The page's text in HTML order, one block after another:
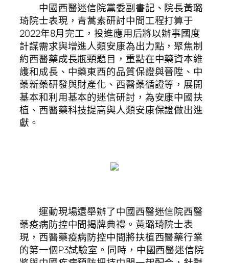
中國西醫迷信院黨委副書記、院長黃璐
琦院士表現，青蒿素研討中間工程打算于
2022年8月完工，投進應用后將以辦事國度
計謀需求與增進人類安康為出力點，聚焦制
約西醫藥成長瓶頸題目，重點在中藥資本維
護和成長、中藥東西的品質保證與晉陞、中
藥新藥研發與財產化、西醫藥循證等，展開
基本和利用基本的迷信研討，為安康中國扶
植、西醫藥科技提高與人類安康保證做出進
獻。
運動現場還舉辦了中國西醫迷信院西醫
藥疫病防控中間揭牌典禮。黃璐琦院士表
現，西醫藥疫病防控中間將扶植西醫藥行業
的第一個P3試驗室。同時，中國西醫迷信院